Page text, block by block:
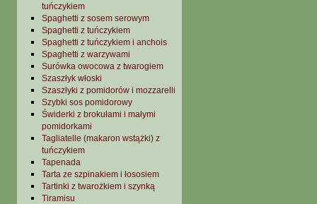
tuńczykiem
Spaghetti z sosem serowym
Spaghetti z tuńczykiem
Spaghetti z tuńczykiem i anchois
Spaghetti z warzywami
Surówka owocowa z twarogiem
Szaszłyk włoski
Szaszłyki z pomidorów i mozzarelli
Szybki sos pomidorowy
Świderki z brokułami i małymi
pomidorkami
Tagliatelle (makaron wstążki) z
tuńczykiem
Tapenada
Tarta ze szpinakiem i łososiem
Tartinki z twarożkiem i szynką
Tiramisu